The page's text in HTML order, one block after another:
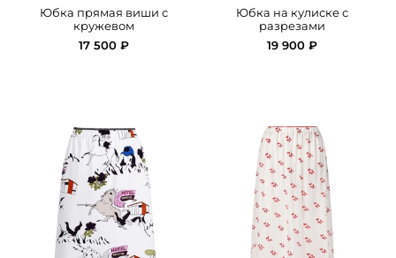
Юбка прямая виши с
кружевом
17 500 ₽
Юбка на кулиске с
разрезами
19 900 ₽